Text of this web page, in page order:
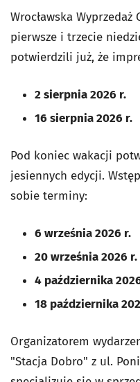
Wrocławska
pierwsze i trzecie
potwierdzili już, że
2 sierpnia 2026 r.
16 sierpnia 2026 r.
Pod koniec wakacji
jesiennych edycji.
sobie terminy:
6 września 2026 r.
20 września 2026 r.
4 października
18 października
Organizatorem
"Stacja Dobro" z ul.